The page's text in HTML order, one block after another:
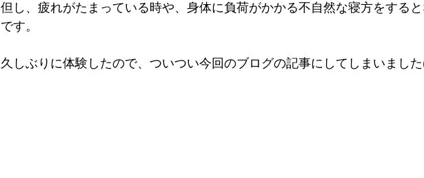
但し、疲れがたまっている時や、身体に負荷がかかる不自然な寝方をする
です。
久しぶりに体験したので、ついつい今回のブログの記事にしてしまいまし